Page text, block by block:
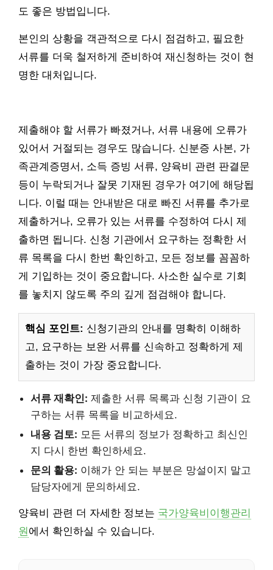
도 좋은 방법입니다.
본인의 상황을 객관적으로 다시 점검하고, 필요한
서류를 더욱 철저하게 준비하여 재신청하는 것이 현
명한 대처입니다.
제출해야 할 서류가 빠졌거나, 서류 내용에 오류가
있어서 거절되는 경우도 많습니다. 신분증 사본, 가
족관계증명서, 소득 증빙 서류, 양육비 관련 판결문
등이 누락되거나 잘못 기재된 경우가 여기에 해당됩
니다. 이럴 때는 안내받은 대로 빠진 서류를 추가로
제출하거나, 오류가 있는 서류를 수정하여 다시 제
출하면 됩니다. 신청 기관에서 요구하는 정확한 서
류 목록을 다시 한번 확인하고, 모든 정보를 꼼꼼하
게 기입하는 것이 중요합니다. 사소한 실수로 기회
를 놓치지 않도록 주의 깊게 점검해야 합니다.
핵심 포인트: 신청기관의 안내를 명확히 이해하
고, 요구하는 보완 서류를 신속하고 정확하게 제
출하는 것이 가장 중요합니다.
서류 재확인: 제출한 서류 목록과 신청 기관이 요
구하는 서류 목록을 비교하세요.
내용 검토: 모든 서류의 정보가 정확하고 최신인
지 다시 한번 확인하세요.
문의 활용: 이해가 안 되는 부분은 망설이지 말고
담당자에게 문의하세요.
양육비 관련 더 자세한 정보는 국가양육비이행관리
원 에서 확인하실 수 있습니다.